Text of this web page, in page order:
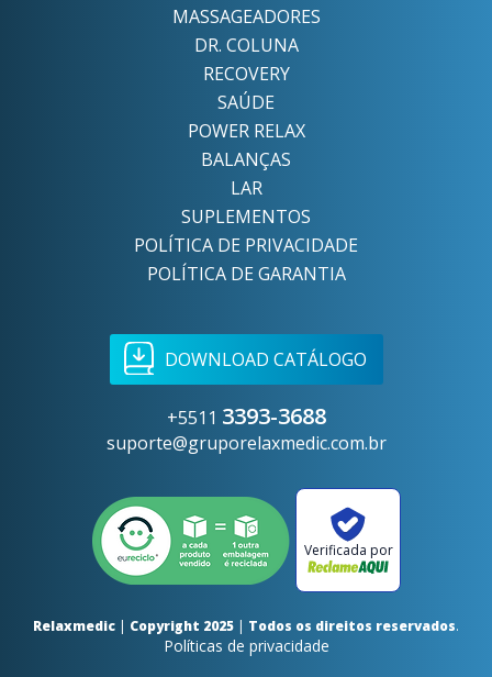
MASSAGEADORES
DR. COLUNA
RECOVERY
SAÚDE
POWER RELAX
BALANÇAS
LAR
SUPLEMENTOS
POLÍTICA DE PRIVACIDADE
POLÍTICA DE GARANTIA
DOWNLOAD CATÁLOGO
+5511 3393-3688
suporte@gruporelaxmedic.com.br
Verificada por
Relaxmedic | Copyright 2025 | Todos os direitos reservados.
Políticas de privacidade